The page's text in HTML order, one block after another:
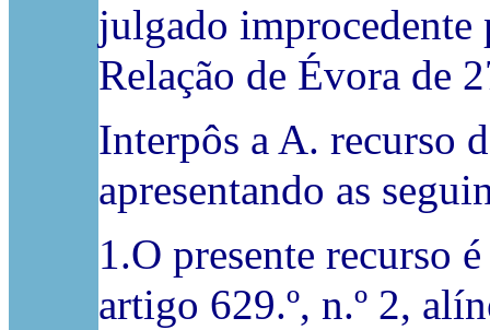
julgado improcedente
Relação de Évora de
Interpôs a A. recurso
apresentando as
1.O presente recurso
artigo 629.º, n.º 2,